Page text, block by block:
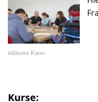
Kontakt
Kooperationsmitglieder
inklusive Kurse
Kurse: